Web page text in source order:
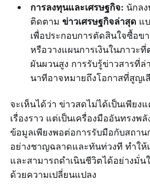
การลงทุนและเศรษฐกิจ: นักล
ติดตาม ข่าวเศรษฐกิจล่าสุด แ
เพื่อประกอบการตัดสินใจซื้อข
หรือวางแผนการเงินในภาวะ
ผันผวนสูง การรับรู้ข่าวสารที่ล่
นาทีอาจหมายถึงโอกาสที่สูญเ
จะเห็นได้ว่า ข่าวสดไม่ได้เป็นเพียง
เรื่องราว แต่เป็นเครื่องมืออันทรงพ
ข้อมูลเพียงพอต่อการรับมือกับสถา
อย่างชาญฉลาดและทันท่วงที ทำให้
และสามารถดำเนินชีวิตได้อย่างมั่น
ด้วยความเปลี่ยนแปลง